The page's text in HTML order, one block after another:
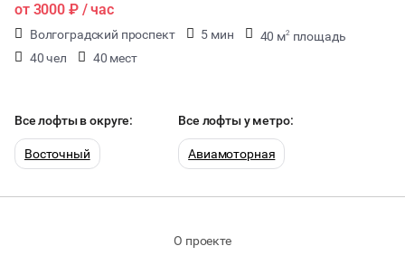
от 3000 ₽/ час
Волгоградский проспект 5 мин 40 м2 площадь
40 чел
40 мест
Все лофты в округе:
Восточный
Все лофты у метро:
Авиамоторная
О проекте